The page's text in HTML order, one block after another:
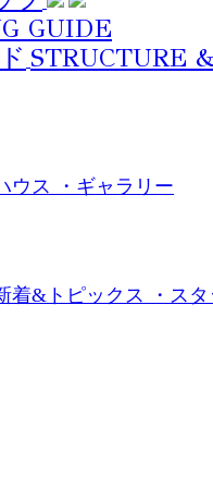
GUIDE
STRUCTURE
ウス ・ギャラリー
着&トピックス ・ス